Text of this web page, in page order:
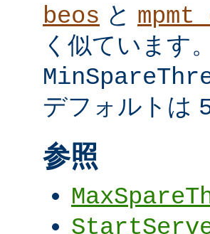
beos と
く似ています。
デフォルトは
参照